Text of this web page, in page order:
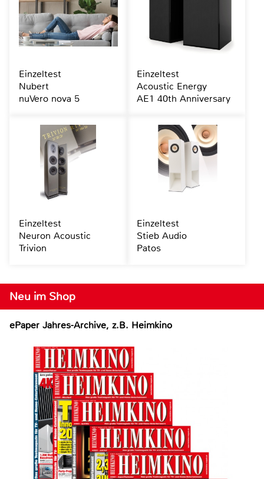
Neu im Shop
ePaper Jahres-Archive, z.B. Heimkino
Einzeltest
Nubert
nuVero nova 5
Einzeltest
Acoustic Energy
AE1 40th Anniversary
Einzeltest
Neuron Acoustic
Trivion
Einzeltest
Stieb Audio
Patos